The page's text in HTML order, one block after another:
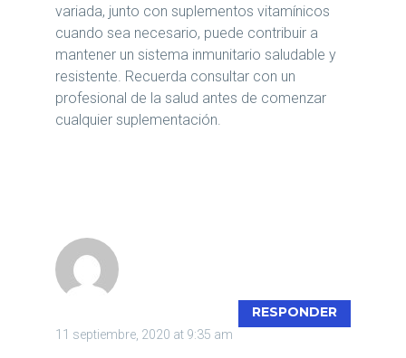
variada, junto con suplementos vitamínicos
cuando sea necesario, puede contribuir a
mantener un sistema inmunitario saludable y
resistente. Recuerda consultar con un
profesional de la salud antes de comenzar
cualquier suplementación.
11 septiembre, 2020 at 9:35 am
RESPONDER